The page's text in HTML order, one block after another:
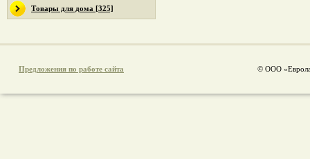
Товары для дома [325]
Предложения по работе сайта © ООО